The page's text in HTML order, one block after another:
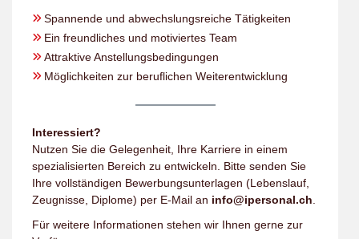
Spannende und abwechslungsreiche Tätigkeiten
Ein freundliches und motiviertes Team
Attraktive Anstellungsbedingungen
Möglichkeiten zur beruflichen Weiterentwicklung
Interessiert?
Nutzen Sie die Gelegenheit, Ihre Karriere in einem
spezialisierten Bereich zu entwickeln. Bitte senden Sie
Ihre vollständigen Bewerbungsunterlagen (Lebenslauf,
Zeugnisse, Diplome) per E-Mail an info@ipersonal.ch
Für weitere Informationen stehen wir Ihnen gerne zur